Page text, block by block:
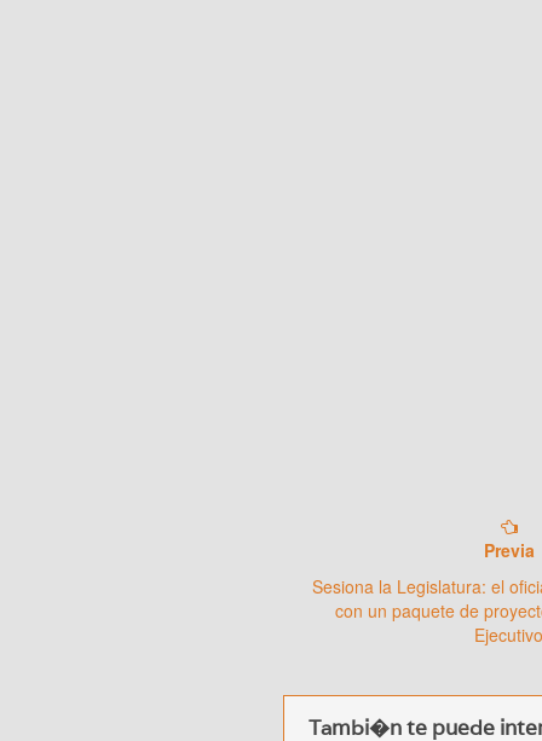
Previa
Sesiona la Legislatura: el
con un paquete de
Ejecutivo
Tambi�n te puede